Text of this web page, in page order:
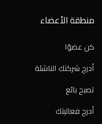
منطقة الأعضاء
كن عضوًا
أدرج شركتك الناشئة
تصبح بائع
أدرج فعاليتك